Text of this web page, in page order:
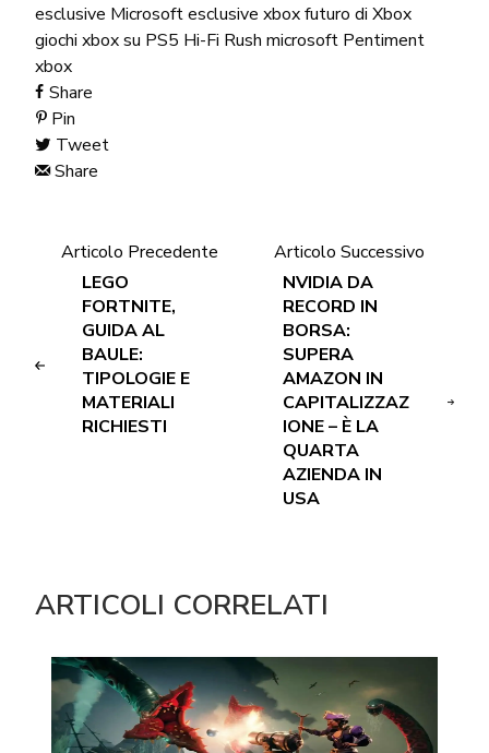
esclusive Microsoftesclusive xboxfuturo di Xbox
giochi xbox su PS5 Hi-Fi Rush microsoft Pentiment
xbox
Share
Pin
Tweet
Share
Articolo Precedente
LEGO
FORTNITE,
GUIDA AL
BAULE:
TIPOLOGIE E
MATERIALI
RICHIESTI
Articolo Successivo
NVIDIA DA
RECORD IN
BORSA:
SUPERA
AMAZON IN
CAPITALIZZAZ
IONE – È LA
QUARTA
AZIENDA IN
USA
ARTICOLI CORRELATI